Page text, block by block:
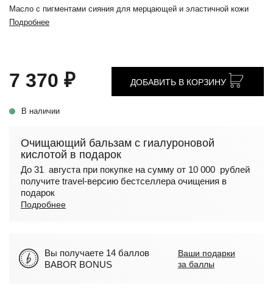
Масло с пигментами сияния для мерцающей и эластичной кожи
Подробнее
7 370 ₽
В наличии
ДОБАВИТЬ В КОРЗИНУ
Очищающий бальзам с гиалуроновой
кислотой в подарок
До 31 августа при покупке на сумму от 10 000 рублей
получите travel-версию бестселлера очищения в
подарок
Подробнее
Вы получаете 14 баллов
BABOR BONUS
Ваши подарки
за баллы